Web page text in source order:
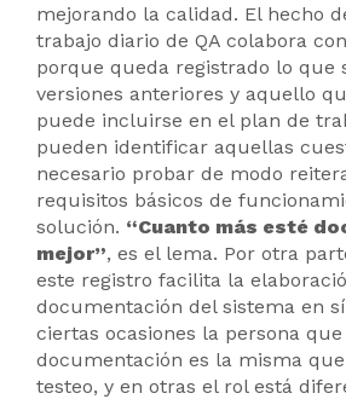
mejorando la calidad. El hecho
trabajo diario de QA colabora
porque queda registrado lo que
versiones anteriores y aquello
puede incluirse en el plan de
pueden identificar aquellas
necesario probar de modo
requisitos básicos de
solución. “Cuanto más esté
mejor”, es el lema. Por otra
este registro facilita la
documentación del sistema en
ciertas ocasiones la persona
documentación es la misma
testeo, y en otras el rol está